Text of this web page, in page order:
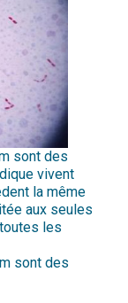
sont des
vivent
la même
aux seules
les
sont des